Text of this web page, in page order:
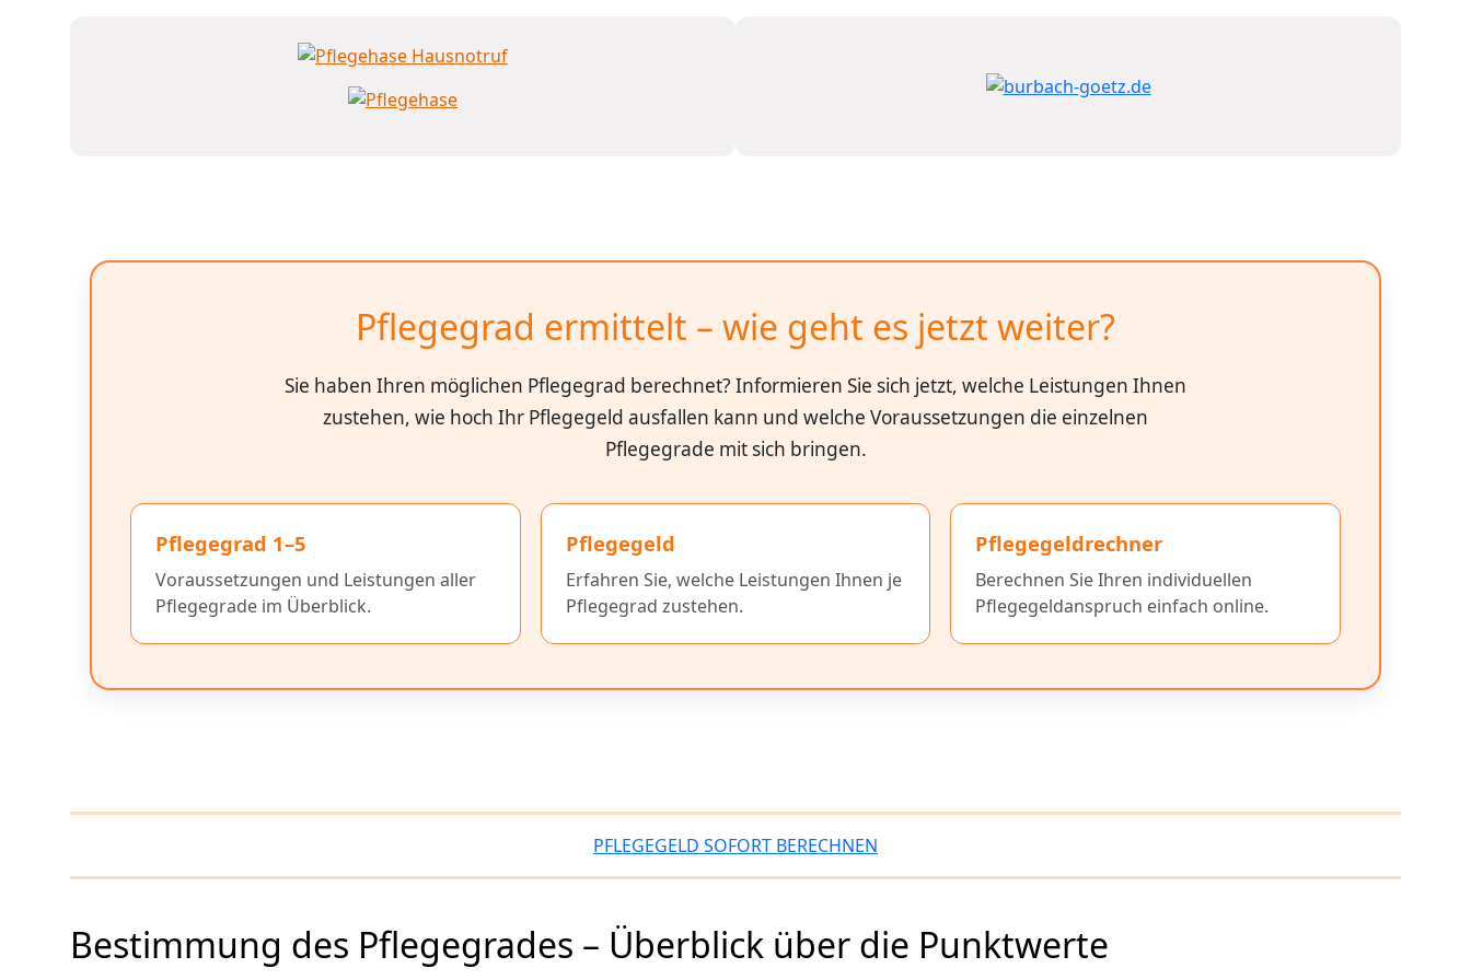
Pflegegrad ermittelt – wie geht es jetzt weiter?
Sie haben Ihren möglichen Pflegegrad berechnet? Informieren Sie sich jetzt, welche Leistungen Ihnen
zustehen, wie hoch Ihr Pflegegeld ausfallen kann und welche Voraussetzungen die einzelnen
Pflegegrade mit sich bringen.
Pflegegrad 1–5
Voraussetzungen und Leistungen aller
Pflegegrade im Überblick.
Pflegegeld
Erfahren Sie, welche Leistungen Ihnen je
Pflegegrad zustehen.
Pflegegeldrechner
Berechnen Sie Ihren individuellen
Pflegegeldanspruch einfach online.
PFLEGEGELD SOFORT BERECHNEN
Bestimmung des Pflegegrades – Überblick über die Punktwerte